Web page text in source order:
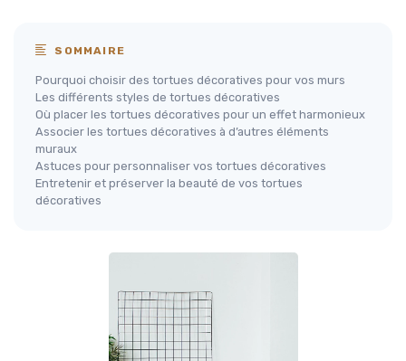
SOMMAIRE
Pourquoi choisir des tortues décoratives pour vos murs
Les différents styles de tortues décoratives
Où placer les tortues décoratives pour un effet harmonieux
Associer les tortues décoratives à d’autres éléments
muraux
Astuces pour personnaliser vos tortues décoratives
Entretenir et préserver la beauté de vos tortues
décoratives